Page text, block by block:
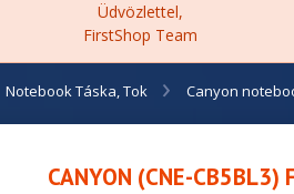
Üdvözlettel,
FirstShop Team
Notebook Táska, Tok Canyon
CANYON (CNE-CB5BL3)